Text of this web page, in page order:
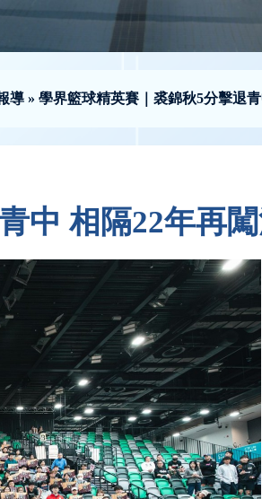
導 » 學界籃球精英賽｜裘錦秋5分擊退
中 相隔22年再